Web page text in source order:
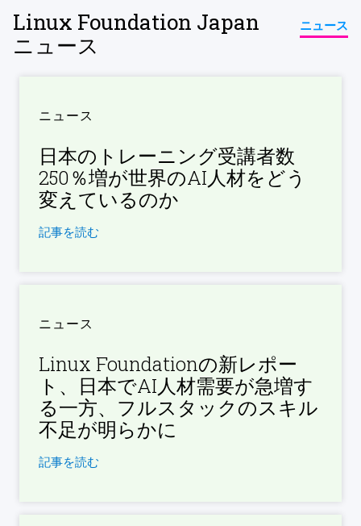
Linux Foundation Japan
ニュース
ニュース
ニュース
日本のトレーニング受講者数
250％増が世界のAI人材をどう
変えているのか
記事を読む
ニュース
Linux Foundationの新レポー
ト、日本でAI人材需要が急増す
る一方、フルスタックのスキル
不足が明らかに
記事を読む